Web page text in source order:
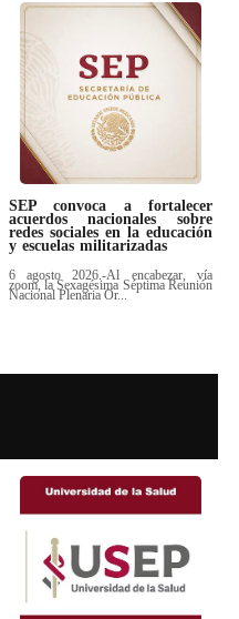
SEP convoca a fortalecer
acuerdos nacionales sobre
redes sociales en la educación
y escuelas militarizadas
6 agosto 2026.-Al encabezar, vía
zoom, la Sexagésima Séptima Reunión
Nacional Plenaria Or...